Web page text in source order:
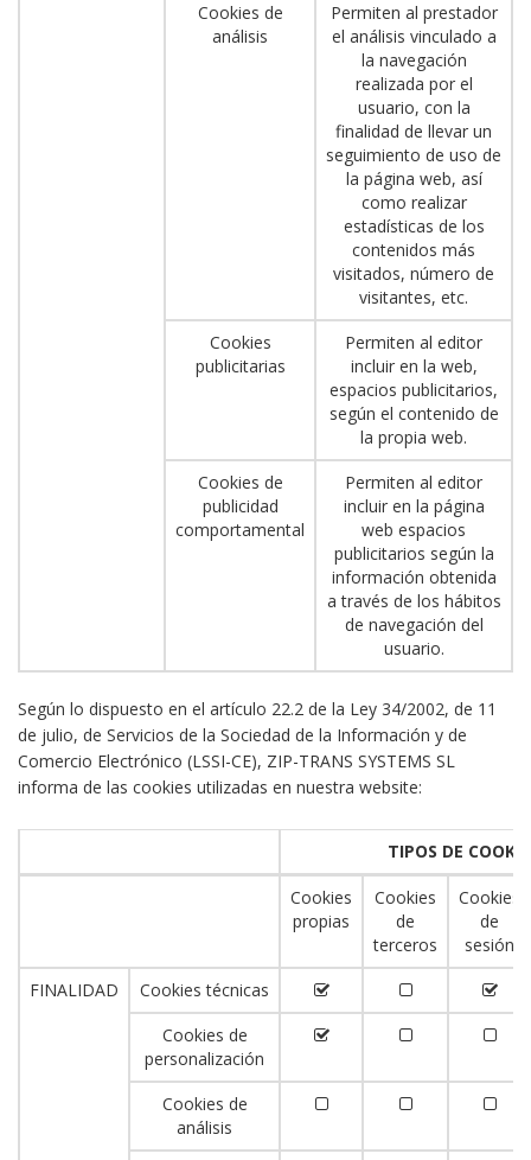
Cookies de
análisis
Permiten al prestador
el análisis vinculado a
la navegación
realizada por el
usuario, con la
finalidad de llevar un
seguimiento de uso de
la página web, así
como realizar
estadísticas de los
contenidos más
visitados, número de
visitantes, etc.
Cookies
publicitarias
Permiten al editor
incluir en la web,
espacios publicitarios,
según el contenido de
la propia web.
Cookies de
publicidad
comportamental
Permiten al editor
incluir en la página
web espacios
publicitarios según la
información obtenida
a través de los hábitos
de navegación del
usuario.
Según lo dispuesto en el artículo 22.2 de la Ley 34/2002, de 11
de julio, de Servicios de la Sociedad de la Información y de
Comercio Electrónico (LSSI-CE), ZIP-TRANS SYSTEMS SL
informa de las cookies utilizadas en nuestra website:
TIPOS DE
Cookies
propias
Cookies
de
terceros
Cookies
de
sesión
FINALIDAD
Cookies técnicas
Cookies de
personalización
Cookies de
análisis